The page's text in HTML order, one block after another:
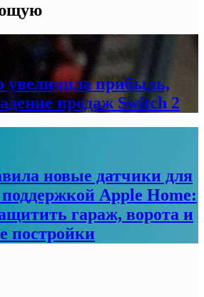
увеличила прибыль,
продаж Switch 2
новые датчики для
Apple Home:
гараж, ворота и
постройки